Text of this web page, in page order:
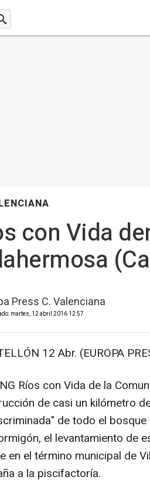
con Vida
Press C. Valenciana
martes, 12 abril 2016 12:57
12 Abr. (EUROPA
Ríos con Vida de la
de casi un kilómetro
de todo el
el levantamiento de
en el término municipal de
a la piscifactoría.